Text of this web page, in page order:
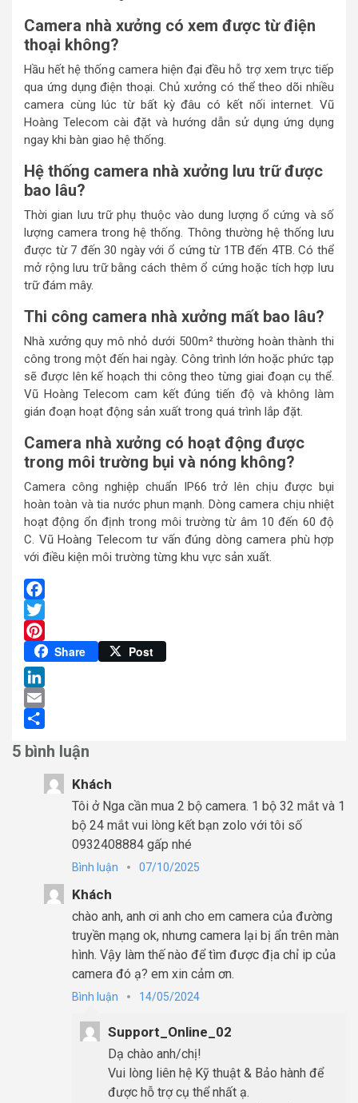
Camera nhà xưởng có xem được từ điện
thoại không?
Hầu hết hệ thống camera hiện đại đều hỗ trợ xem trực tiếp
qua ứng dụng điện thoại. Chủ xưởng có thể theo dõi nhiều
camera cùng lúc từ bất kỳ đâu có kết nối internet. Vũ
Hoàng Telecom cài đặt và hướng dẫn sử dụng ứng dụng
ngay khi bàn giao hệ thống.
Hệ thống camera nhà xưởng lưu trữ được
bao lâu?
Thời gian lưu trữ phụ thuộc vào dung lượng ổ cứng và số
lượng camera trong hệ thống. Thông thường hệ thống lưu
được từ 7 đến 30 ngày với ổ cứng từ 1TB đến 4TB. Có thể
mở rộng lưu trữ bằng cách thêm ổ cứng hoặc tích hợp lưu
trữ đám mây.
Thi công camera nhà xưởng mất bao lâu?
Nhà xưởng quy mô nhỏ dưới 500m² thường hoàn thành thi
công trong một đến hai ngày. Công trình lớn hoặc phức tạp
sẽ được lên kế hoạch thi công theo từng giai đoạn cụ thể.
Vũ Hoàng Telecom cam kết đúng tiến độ và không làm
gián đoạn hoạt động sản xuất trong quá trình lắp đặt.
Camera nhà xưởng có hoạt động được
trong môi trường bụi và nóng không?
Camera công nghiệp chuẩn IP66 trở lên chịu được bụi
hoàn toàn và tia nước phun mạnh. Dòng camera chịu nhiệt
hoạt động ổn định trong môi trường từ âm 10 đến 60 độ
C. Vũ Hoàng Telecom tư vấn đúng dòng camera phù hợp
với điều kiện môi trường từng khu vực sản xuất.
Facebook
Twitter
Pinterest
Share Post
LinkedIn
Email
5 bình luận
Khách
Tôi ở Nga cần mua 2 bộ camera. 1 bộ 32 mắt và 1
bộ 24 mắt vui lòng kết bạn zolo với tôi số
0932408884 gấp nhé
Bình luận 07/10/2025
Khách
chào anh, anh ơi anh cho em camera của đường
truyền mạng ok, nhưng camera lại bị ẩn trên màn
hình. Vậy làm thế nào để tìm được địa chỉ ip của
camera đó ạ? em xin cảm ơn.
Bình luận 14/05/2024
Support_Online_02
Dạ chào anh/chị!
Vui lòng liên hệ Kỹ thuật & Bảo hành để
được hỗ trợ cụ thể nhất ạ.